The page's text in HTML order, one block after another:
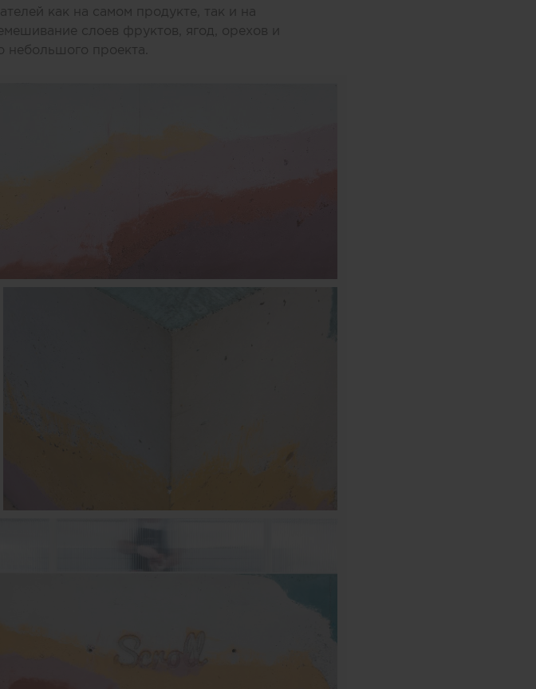
как на самом продукте, так и на
слоев фруктов, ягод, орехов и
небольшого проекта.